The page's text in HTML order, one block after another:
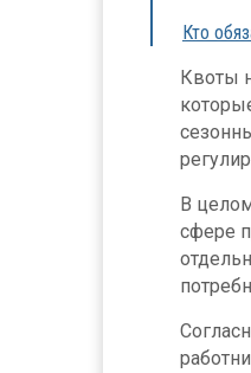
Кто
Квоты
В
сфере